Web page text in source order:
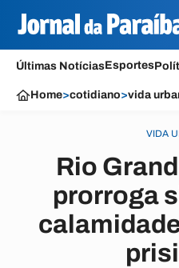
Últimas NotíciasEsportes
Home>cotidiano>vida
VIDA
Rio
prorroga